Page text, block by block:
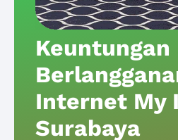
Keuntungan
Internet My
Surabaya